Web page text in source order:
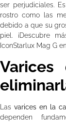
ser perjudiciales.
rostro como las
debido a que su
piel. ¡Descubre
IconStarlux Mag G en
Las varices en la
dependen